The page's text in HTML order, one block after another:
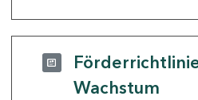
Wachstum